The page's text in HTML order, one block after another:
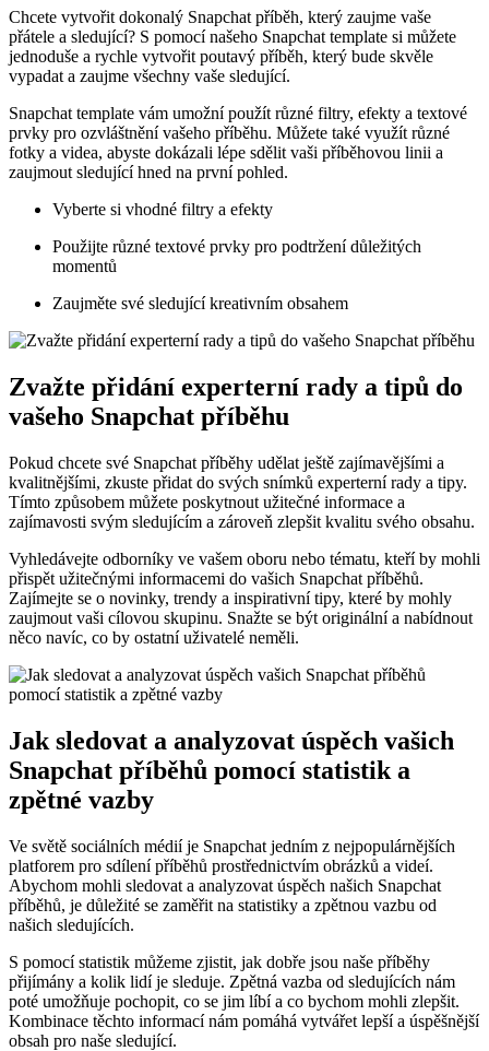
Chcete vytvořit dokonalý Snapchat příběh, který zaujme vaše
přátele a sledující? S pomocí našeho Snapchat template si můžete
jednoduše a rychle vytvořit poutavý příběh, který bude skvěle
vypadat a zaujme všechny vaše sledující.
Snapchat template vám umožní použít různé filtry, efekty a textové
prvky pro ozvláštnění vašeho příběhu. Můžete také využít různé
fotky a videa, abyste dokázali lépe sdělit vaši příběhovou linii a
zaujmout sledující hned na první pohled.
Vyberte si vhodné filtry a efekty
Použijte různé textové prvky pro podtržení důležitých
momentů
Zaujměte své sledující kreativním obsahem
Zvažte přidání experterní rady a tipů do
vašeho Snapchat příběhu
Pokud chcete své Snapchat příběhy udělat ještě zajímavějšími a
kvalitnějšími, zkuste přidat do svých snímků experterní rady a tipy.
Tímto způsobem můžete poskytnout užitečné informace a
zajímavosti svým sledujícím a zároveň zlepšit kvalitu svého obsahu.
Vyhledávejte odborníky ve vašem oboru nebo tématu, kteří by mohli
přispět užitečnými informacemi do vašich Snapchat příběhů.
Zajímejte se o novinky, trendy a inspirativní tipy, které by mohly
zaujmout vaši cílovou skupinu. Snažte se být originální a nabídnout
něco navíc, co by ostatní uživatelé neměli.
Jak sledovat a analyzovat úspěch vašich
Snapchat příběhů pomocí statistik a
zpětné vazby
Ve světě sociálních médií je Snapchat jedním z nejpopulárnějších
platforem pro sdílení příběhů prostřednictvím obrázků a videí.
Abychom mohli sledovat a analyzovat úspěch našich Snapchat
příběhů, je důležité se zaměřit na statistiky a zpětnou vazbu od
našich sledujících.
S pomocí statistik můžeme zjistit, jak dobře jsou naše příběhy
přijímány a kolik lidí je sleduje. Zpětná vazba od sledujících nám
poté umožňuje pochopit, co se jim líbí a co bychom mohli zlepšit.
Kombinace těchto informací nám pomáhá vytvářet lepší a úspěšnější
obsah pro naše sledující.